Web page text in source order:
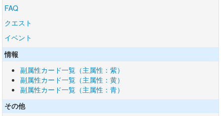
FAQ
クエスト
イベント
情報
副属性カード一覧（主属性：紫）
副属性カード一覧（主属性：黄）
副属性カード一覧（主属性：青）
その他